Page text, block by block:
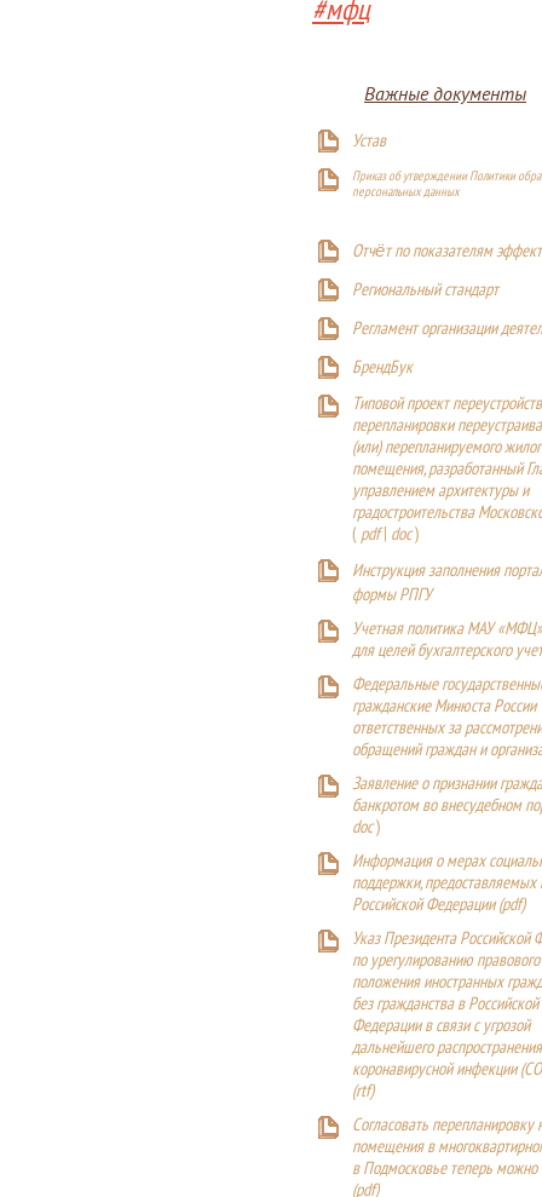
#мфц
Важные документы
Устав
Приказ об утверждении Политики
персональных данных
Отчёт по показателям
Региональный стандарт
Регламент организации
БрендБук
Типовой проект
перепланировки
(или) перепланируемого
помещения, разработанный
управлением архитектуры и
градостроительства
( pdf| doc)
Инструкция заполнения
формы РПГУ
Учетная политика МАУ
для целей бухгалтерского
Федеральные
гражданские Минюста России
ответственных за
обращений граждан и
Заявление о признании
банкротом во внесудебном
doc)
Информация о мерах
поддержки,
Российской Федерации (pdf)
Указ Президента Российской
по урегулированию правового
положения иностранных
без гражданства в Российской
Федерации в связи с угрозой
дальнейшего
коронавирусной инфекции
(rtf)
Согласовать перепланировку
помещения в
в Подмосковье теперь можно
(pdf)